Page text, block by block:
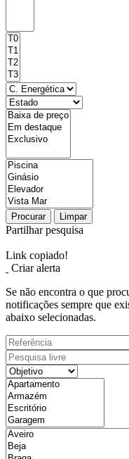
Procurar Limpar
Partilhar pesquisa
Link copiado!
Criar alerta
Se não encontra o que
notificações sempre que
abaixo selecionadas.